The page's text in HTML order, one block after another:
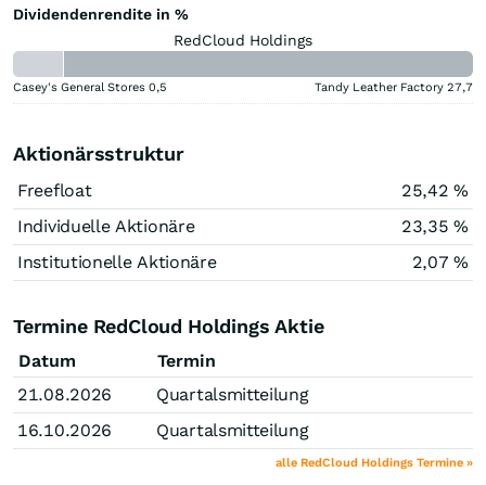
Dividendenrendite in %
RedCloud Holdings
Casey's General Stores 0,5 Tandy Leather Factory 27,7
Aktionärsstruktur
Freefloat
25,42 %
Individuelle Aktionäre
23,35 %
Institutionelle Aktionäre
2,07 %
Termine RedCloud Holdings Aktie
Datum
Termin
21.08.2026
Quartalsmitteilung
16.10.2026
Quartalsmitteilung
alle RedCloud Holdings Termine »